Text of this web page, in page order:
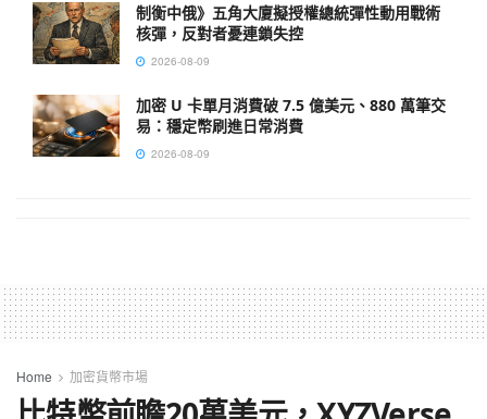
制衡中俄》五角大廈擬授權總統彈性動用戰術
核彈，反對者憂連鎖失控
2026-08-09
加密 U 卡單月消費破 7.5 億美元、880 萬筆交
易：穩定幣刷進日常消費
2026-08-09
Home 加密貨幣市場